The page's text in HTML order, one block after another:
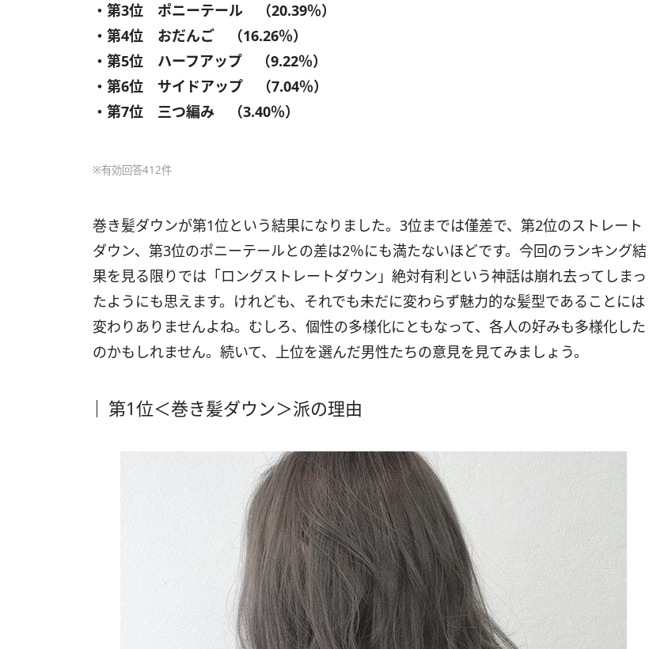
・第3位 ポニーテール （20.39％）
・第4位 おだんご （16.26％）
・第5位 ハーフアップ （9.22％）
・第6位 サイドアップ （7.04％）
・第7位 三つ編み （3.40％）
※有効回答412件
巻き髪ダウンが第1位という結果になりました。3位までは僅差で、第2位のストレート
ダウン、第3位のポニーテールとの差は2％にも満たないほどです。今回のランキング結
果を見る限りでは「ロングストレートダウン」絶対有利という神話は崩れ去ってしまっ
たようにも思えます。けれども、それでも未だに変わらず魅力的な髪型であることには
変わりありませんよね。むしろ、個性の多様化にともなって、各人の好みも多様化した
のかもしれません。続いて、上位を選んだ男性たちの意見を見てみましょう。
第1位＜巻き髪ダウン＞派の理由